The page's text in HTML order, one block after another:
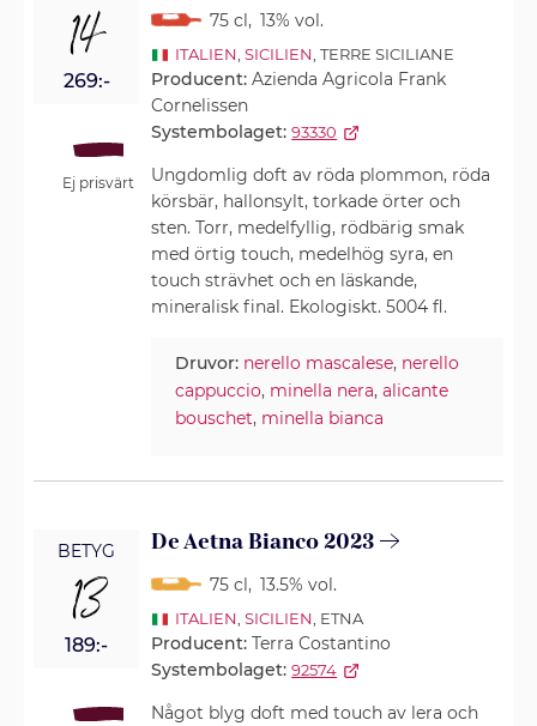
14
269:-
Ej prisvärt
75 cl, 13% vol.
ITALIEN SICILIEN , TERRE SICILIANE
Producent:Azienda Agricola Frank
Cornelissen
Systembolaget: 93330
Ungdomlig doft av röda plommon, röda
körsbär, hallonsylt, torkade örter och
sten. Torr, medelfyllig, rödbärig smak
med örtig touch, medelhög syra, en
touch strävhet och en läskande,
mineralisk final. Ekologiskt. 5004 fl.
Druvor: nerello mascalese, nerello
cappuccio, minella nera,alicante
bouschet, minella bianca
BETYG
13
189:-
De Aetna Bianco 2023
75 cl, 13.5% vol.
ITALIEN SICILIEN , ETNA
Producent:Terra Costantino
Systembolaget: 92574
Något blyg doft med touch av lera och